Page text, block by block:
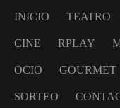
INICIO TEATRO
CINE RPLAY
OCIO GOURMET
SORTEO